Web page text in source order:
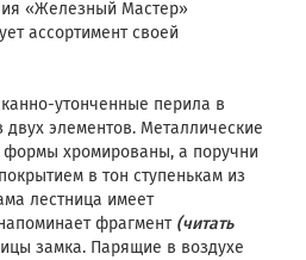
«Железный Мастер»
ассортимент своей
утонченные перила в
двух элементов. Металлические
формы хромированы, а поручни
в тон ступенькам из
лестница имеет
фрагмент (читать
замка. Парящие в воздухе